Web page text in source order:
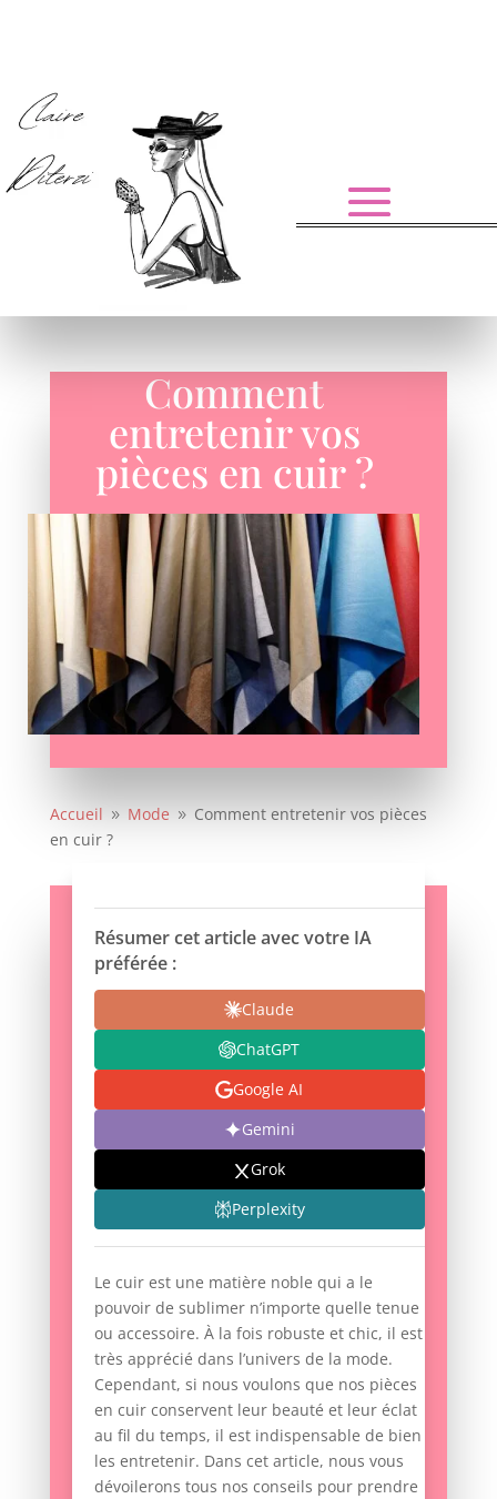
Comment
entretenir vos
pièces en cuir ?
Accueil 9 Mode 9 Comment entretenir vos pièces
en cuir ?
Résumer cet article avec votre IA
préférée :
Claude
ChatGPT
Google AI
Gemini
Grok
Perplexity
Le cuir est une matière noble qui a le
pouvoir de sublimer n’importe quelle tenue
ou accessoire. À la fois robuste et chic, il est
très apprécié dans l’univers de la mode.
Cependant, si nous voulons que nos pièces
en cuir conservent leur beauté et leur éclat
au fil du temps, il est indispensable de bien
les entretenir. Dans cet article, nous vous
dévoilerons tous nos conseils pour prendre